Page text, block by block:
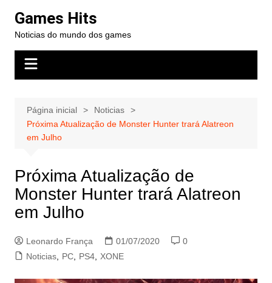
para
conteúdo
Games Hits
Noticias do mundo dos games
Página inicial
Noticias
Próxima Atualização de Monster Hunter trará Alatreon
em Julho
Próxima Atualização de
Monster Hunter trará Alatreon
em Julho
Leonardo França 01/07/2020
0
Noticias, PC, PS4, XONE